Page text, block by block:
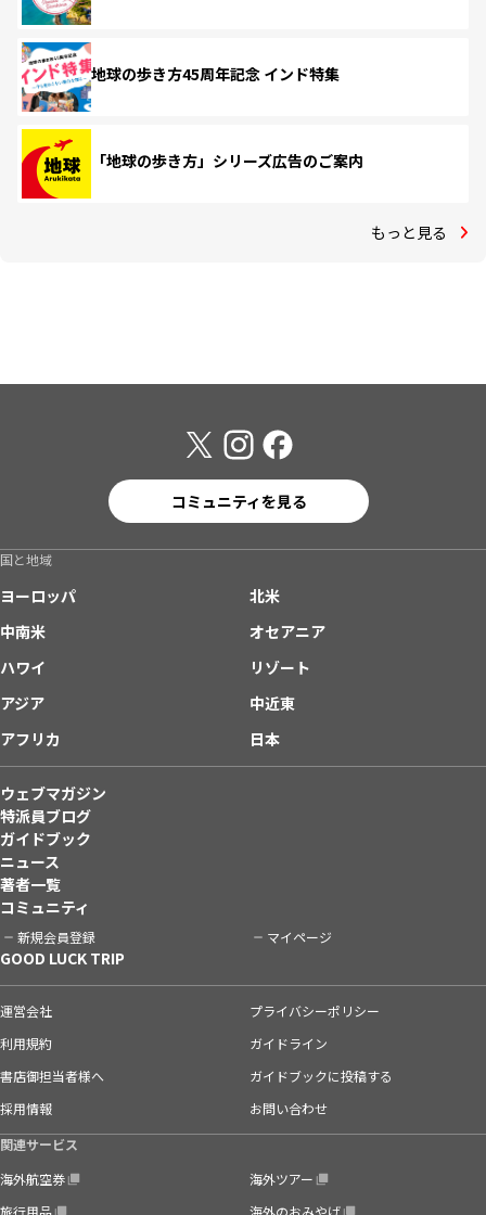
地球の歩き方45周年記念 インド特集
「地球の歩き方」シリーズ広告のご案内
もっと見る
コミュニティを見る
国と地域
ヨーロッパ
北米
中南米
オセアニア
ハワイ
リゾート
アジア
中近東
アフリカ
日本
ウェブマガジン
特派員ブログ
ガイドブック
ニュース
著者一覧
コミュニティ
新規会員登録 マイページ
GOOD LUCK TRIP
運営会社
プライバシーポリシー
利用規約
ガイドライン
書店御担当者様へ
ガイドブックに投稿する
採用情報
お問い合わせ
関連サービス
海外航空券
海外ツアー
旅行用品
海外のおみやげ